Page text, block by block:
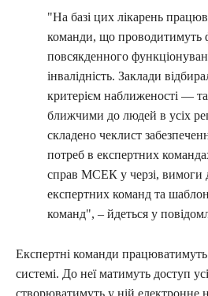
"На базі цих лікарень
команди, що проводитимуть
повсякденного
інвалідність. Заклади
критерієм наближеності —
ближчими до людей в усіх
складено чеклист
потреб в експертних
справ МСЕК у черзі, вимоги
експертних команд та
команд", – йдеться у
Експертні команди працюватимуть
системі. До неї матимуть доступ усі
створюватимуть у ній електронне